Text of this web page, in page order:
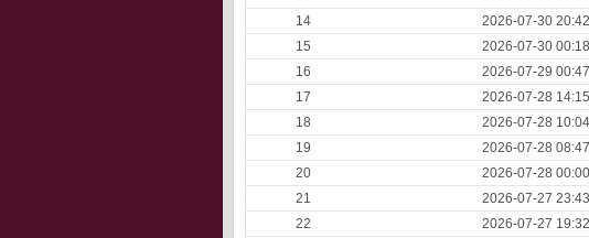
14
2026-07-30 20:42
15
2026-07-30 00:18
16
2026-07-29 00:47
17
2026-07-28 14:15
18
2026-07-28 10:04
19
2026-07-28 08:47
20
2026-07-28 00:00
21
2026-07-27 23:43
22
2026-07-27 19:32